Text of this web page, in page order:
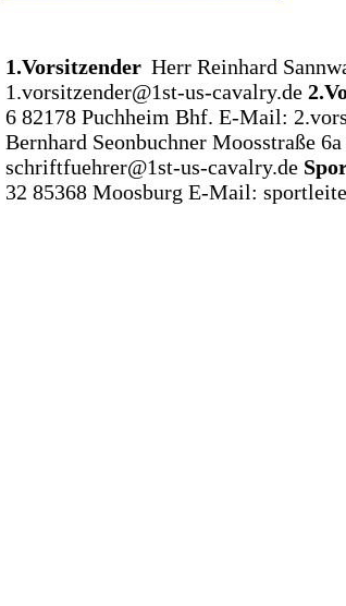
1.Vorsitzender Herr Reinhard
1.vorsitzender@1st-us-cavalry.de
6 82178 Puchheim Bhf. E-Mail:
Bernhard Seonbuchner Moosstraße 6a
schriftfuehrer@1st-us-cavalry.de
32 85368 Moosburg E-Mail: